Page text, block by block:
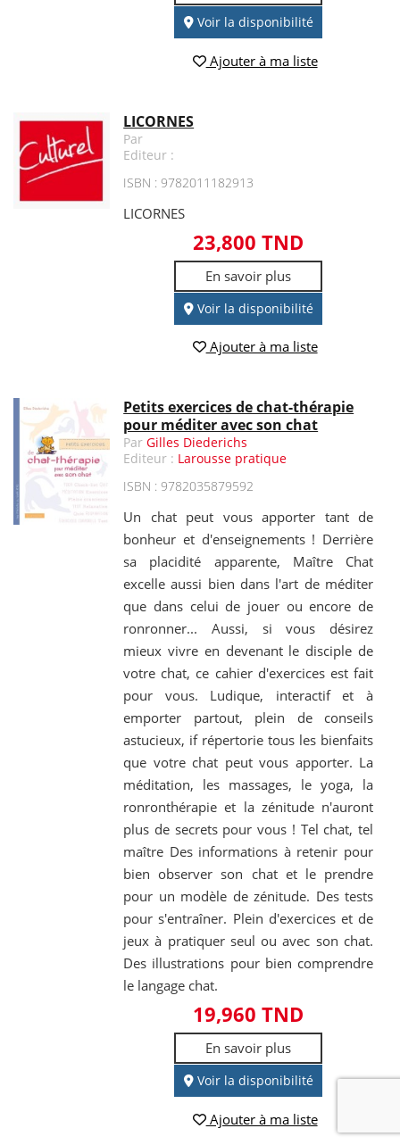
Voir la disponibilité
Ajouter à ma liste
LICORNES
Par
Editeur :
ISBN : 9782011182913
LICORNES
23,800 TND
En savoir plus
Voir la disponibilité
Ajouter à ma liste
Petits exercices de chat-thérapie
pour méditer avec son chat
ParGilles Diederichs
Editeur : Larousse pratique
ISBN : 9782035879592
Un chat peut vous apporter tant de
bonheur et d'enseignements ! Derrière
sa placidité apparente, Maître Chat
excelle aussi bien dans l'art de méditer
que dans celui de jouer ou encore de
ronronner... Aussi, si vous désirez
mieux vivre en devenant le disciple de
votre chat, ce cahier d'exercices est fait
pour vous. Ludique, interactif et à
emporter partout, plein de conseils
astucieux, if répertorie tous les bienfaits
que votre chat peut vous apporter. La
méditation, les massages, le yoga, la
ronronthérapie et la zénitude n'auront
plus de secrets pour vous ! Tel chat, tel
maître Des informations à retenir pour
bien observer son chat et le prendre
pour un modèle de zénitude. Des tests
pour s'entraîner. Plein d'exercices et de
jeux à pratiquer seul ou avec son chat.
Des illustrations pour bien comprendre
le langage chat.
19,960 TND
En savoir plus
Voir la disponibilité
Ajouter à ma liste